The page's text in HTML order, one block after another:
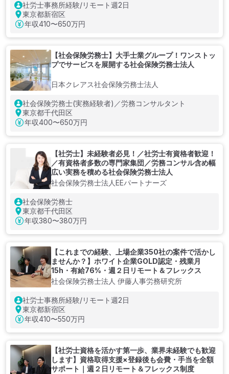
社労士事務所経験/リモート週2日
東京都新宿区
年収410〜650万円
【社会保険労務士】大手士業グループ！ワンストッ
プでサービスを展開する社会保険労務士法人
日本クレアス社会保険労務士法人
社会保険労務士(実務経験者)／労務コンサルタント
東京都千代田区
年収400〜650万円
【社労士】未経験者必見！／社労士有資格者歓迎！
／有資格者多数の専門家集団／労務コンサル含め幅
広い実務を積める社会保険労務士法人
社会保険労務士法人EEパートナーズ
社会保険労務士
東京都千代田区
年収380〜380万円
【これまでの経験、上場企業350社の案件で活かし
ませんか？】ホワイト企業GOLD認定・残業月
15h・有給76%・週２日リモート＆フレックス
社会保険労務士法人 伊藤人事労務研究所
社労士事務所経験/リモート週2日
東京都新宿区
年収410〜550万円
【社労士資格を活かす第一歩、業界未経験でも歓迎
します】資格取得支援×登録後も会費・手当を全額
サポート｜週２日リモート＆フレックス制度